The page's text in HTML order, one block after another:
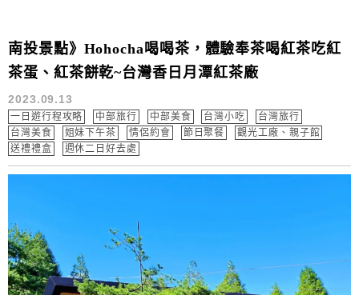
南投景點》Hohocha喝喝茶，體驗奉茶喝紅茶吃紅
茶蛋、紅茶餅乾~台灣香日月潭紅茶廠
2023.09.13
一日遊行程攻略 中部旅行 中部美食 台灣小吃
台灣旅行
台灣美食
姐妹下午茶 情侶約會 節日聚餐
觀光工廠、親子館
送禮禮盒
週休二日好去處